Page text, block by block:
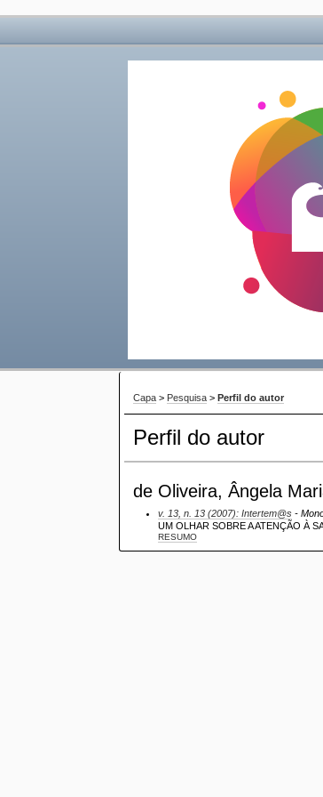
Capa > Pesquisa >Perfil do autor
Perfil do autor
de Oliveira, Ângela
v. 13, n. 13 (2007): Intertem@s -
UM OLHAR SOBRE A ATENÇÃO À
RESUMO